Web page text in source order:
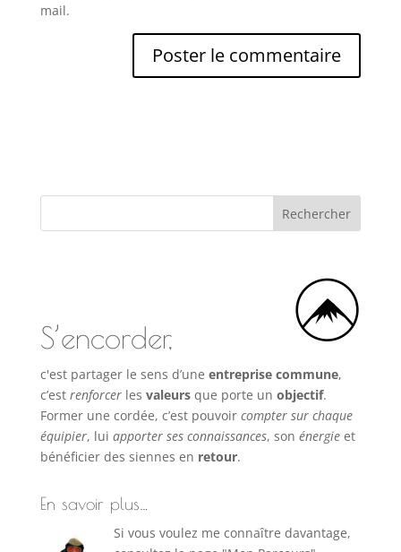
mail.
S’encorder,
c'est partager le sens d’une entreprise commune,
c’est renforcerles valeursque porte un objectif.
Former une cordée, c’est pouvoircompter sur chaque
équipier, lui apporter ses connaissances, son énergieet
bénéficier des siennes en retour.
En savoir plus…
Si vous voulez me connaître davantage,